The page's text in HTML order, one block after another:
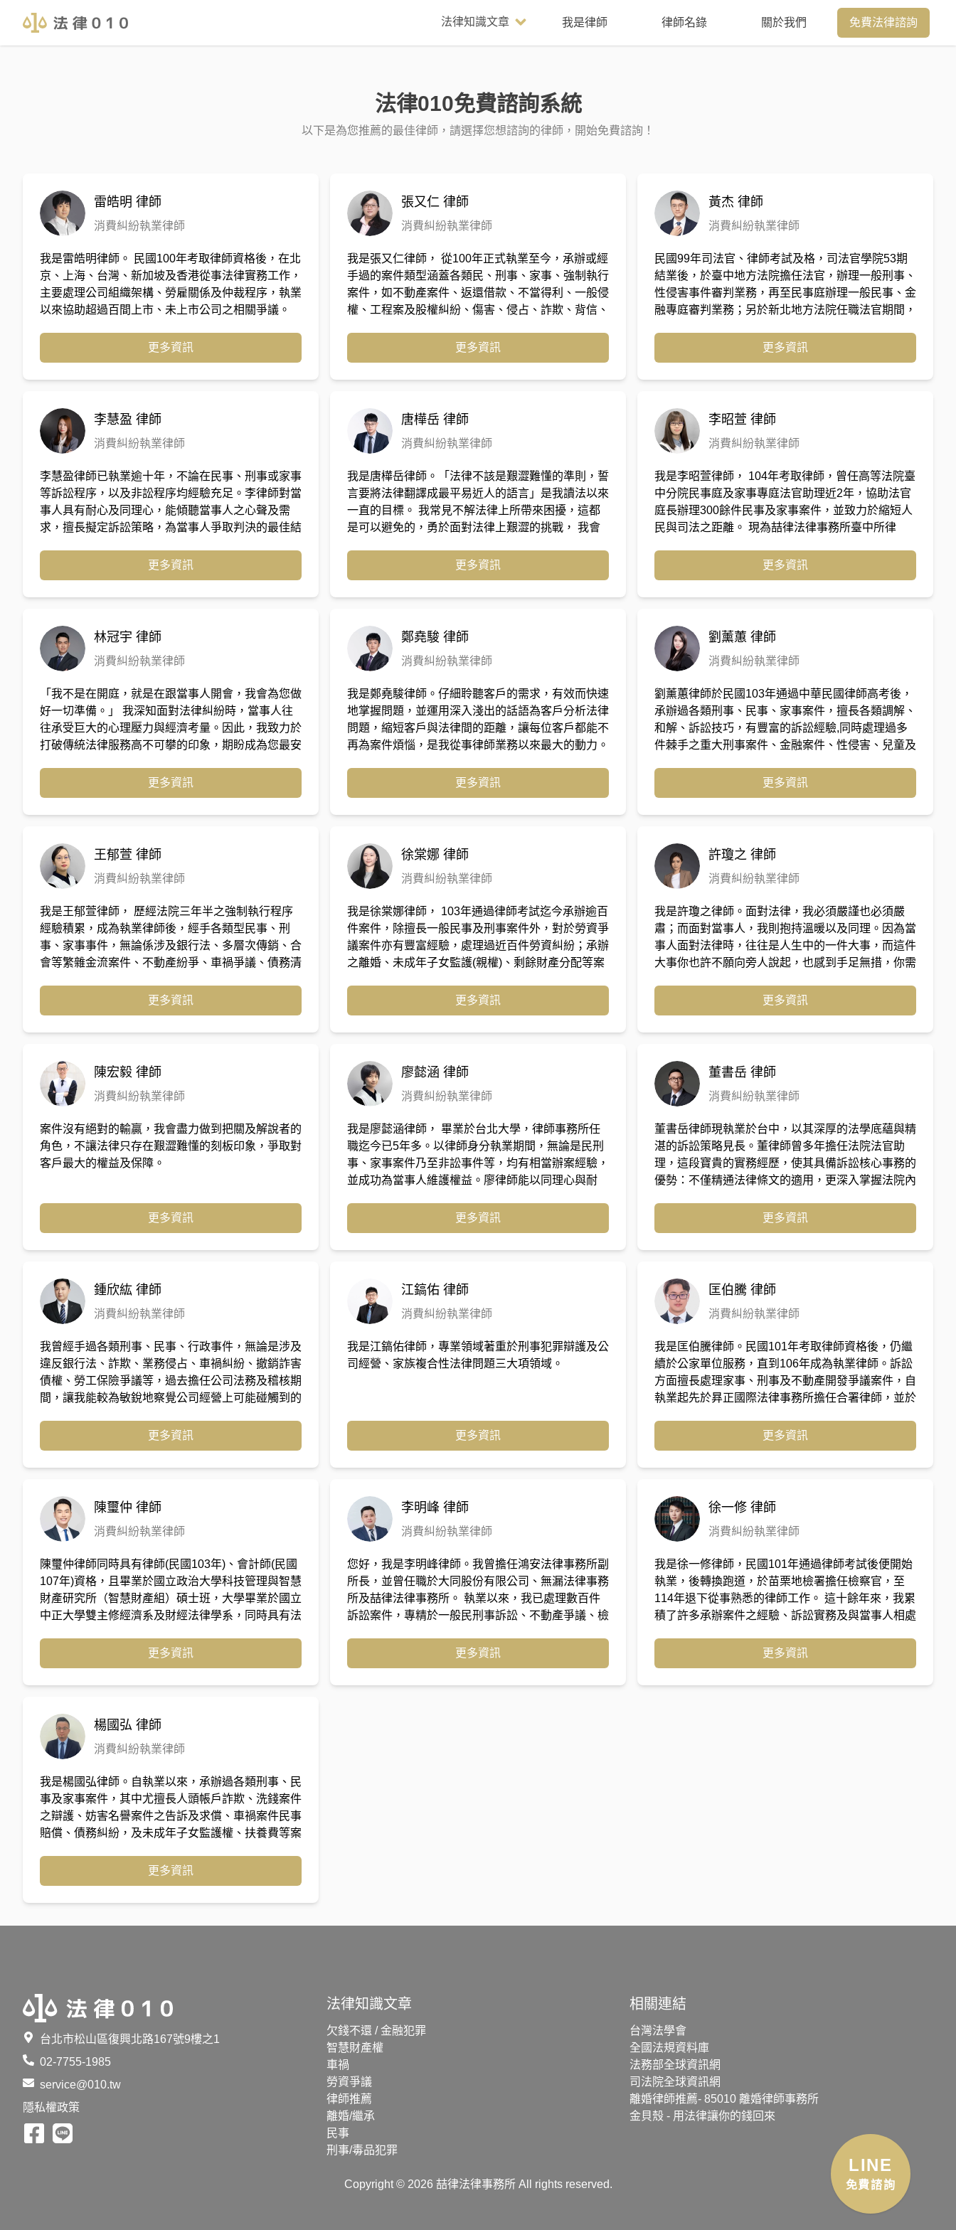
法律知識文章 我是律師 律師名錄 關於我們 免費法律諮詢
法律010免費諮詢系統
以下是為您推薦的最佳律師，請選擇您想諮詢的律師，開始免費諮詢！
雷皓明 律師
消費糾紛執業律師
我是雷皓明律師。 民國100年考取律師資格後，在北
京、上海、台灣、新加坡及香港從事法律實務工作，
主要處理公司組織架構、勞雇關係及仲裁程序，執業
以來協助超過百間上市、未上市公司之相關爭議。
創設喆律法律事務所迄今，以處理超過500件上述類
型案件，成功協助當事人爭取法律上應有的權益及保
障。
更多資訊
張又仁 律師
消費糾紛執業律師
我是張又仁律師， 從100年正式執業至今，承辦或經
手過的案件類型涵蓋各類民、刑事、家事、強制執行
案件，如不動產案件、返還借款、不當得利、一般侵
權、工程案及股權糾紛、傷害、侵占、詐欺、背信、
職人員選舉罷免法、廢棄物清理法等相關案件等案
件。108年任職於喆律法律事務所後，主要承辦離
婚、子女親權、夫妻剩餘財產等家事案件。承辦案件
情，並協助當事人了解法律上的權利，也陪同當事人
面對訴訟過程中的不安。
更多資訊
黃杰 律師
消費糾紛執業律師
民國99年司法官、律師考試及格，司法官學院53期
結業後，於臺中地方法院擔任法官，辦理一般刑事、
性侵害事件審判業務，再至民事庭辦理一般民事、金
融專庭審判業務；另於新北地方法院任職法官期間，
更多資訊
李慧盈 律師
消費糾紛執業律師
李慧盈律師已執業逾十年，不論在民事、刑事或家事
等訴訟程序，以及非訟程序均經驗充足。李律師對當
事人具有耐心及同理心，能傾聽當事人之心聲及需
求，擅長擬定訴訟策略，為當事人爭取判決的最佳結
低，以解決當事人之紛爭。
更多資訊
唐樺岳 律師
消費糾紛執業律師
我是唐樺岳律師。「法律不該是艱澀難懂的準則，誓
言要將法律翻譯成最平易近人的語言」是我讀法以來
一直的目標。 我常見不解法律上所帶來困擾，這都
是可以避免的，勇於面對法律上艱澀的挑戰， 我會
更多資訊
李昭萱 律師
消費糾紛執業律師
我是李昭萱律師， 104年考取律師，曾任高等法院臺
中分院民事庭及家事專庭法官助理近2年，協助法官
庭長辦理300餘件民事及家事案件，並致力於縮短人
民與司法之距離。 現為喆律法律事務所臺中所律
今已協助300多位客戶爭取法律權益。
更多資訊
林冠宇 律師
消費糾紛執業律師
「我不是在開庭，就是在跟當事人開會，我會為您做
好一切準備。」 我深知面對法律糾紛時，當事人往
往承受巨大的心理壓力與經濟考量。因此，我致力於
打破傳統法律服務高不可攀的印象，期盼成為您最安
願意尋求幫助的人。」 ⚖️ 核心專業與服務優勢 深耕
民生案件與跨領域整合：專注處理與生活息息相關的
車禍事故、消費糾紛、債務處理及家事婚姻案件。我
險。 彈性化法律方案：提供訴狀代撰、階段性委任
等多元選擇，確保在您的預算範圍內，為您爭取到最
有利的結果。 白話法律推廣：創立擁有逾 7 萬名粉
式，為大眾解答生活中的法律疑難雜症。 📰 媒體報
導與公開見證 除了法庭實戰，我也經常受邀參與各
大媒體專訪與節目，提供客觀專業的法律解析： 媒
體專訪與時事評論：《工商時報》獨家專訪（主打彈
性法律服務與民生案件）、TVBS 新聞台（重大車禍
與社會案件刑責剖析）。 知名節目合作律師：LINE
TODAY《視在哈Law》、中國信託銀行《你理財理
你》防詐與傳承講座、公視《一字千金 – 筆武大
更多資訊
鄭堯駿 律師
消費糾紛執業律師
我是鄭堯駿律師。仔細聆聽客戶的需求，有效而快速
地掌握問題，並運用深入淺出的話語為客戶分析法律
問題，縮短客戶與法律間的距離，讓每位客戶都能不
再為案件煩惱，是我從事律師業務以來最大的動力。
人的角度，釜底抽薪地解決問題，這是我所秉持的理
念。
更多資訊
劉薰蕙 律師
消費糾紛執業律師
劉薰蕙律師於民國103年通過中華民國律師高考後，
承辦過各類刑事、民事、家事案件，擅長各類調解、
和解、訴訟技巧，有豐富的訴訟經驗,同時處理過多
件棘手之重大刑事案件、金融案件、性侵害、兒童及
華人民共和國國家統一法律職業資格考試及格，有多
年之辦案經驗。
更多資訊
王郁萱 律師
消費糾紛執業律師
我是王郁萱律師， 歷經法院三年半之強制執行程序
經驗積累，成為執業律師後，經手各類型民事、刑
事、家事事件，無論係涉及銀行法、多層次傳銷、合
會等繁雜金流案件、不動產紛爭、車禍爭議、債務清
皆耐心傾聽當事人所述、提供其言簡意賅之建議，案
件進行時，不厭其煩與當事人商討案情、抽絲剝繭整
理研究有利之主張，並以同理心給予當事人溫暖安定
更多資訊
徐棠娜 律師
消費糾紛執業律師
我是徐棠娜律師， 103年通過律師考試迄今承辦逾百
件案件，除擅長一般民事及刑事案件外，對於勞資爭
議案件亦有豐富經驗，處理過近百件勞資糾紛；承辦
之離婚、未成年子女監護(親權)、剩餘財產分配等案
監護權，並曾協助客戶獲判千萬剩餘財產，熟悉訴訟
及非訟案件、審閱合約之辦理流程及技巧。
更多資訊
許瓊之 律師
消費糾紛執業律師
我是許瓊之律師。面對法律，我必須嚴謹也必須嚴
肅；而面對當事人，我則抱持溫暖以及同理。因為當
事人面對法律時，往往是人生中的一件大事，而這件
大事你也許不願向旁人說起，也感到手足無措，你需
為這件大事不應該由你一人獨自面對。
更多資訊
陳宏毅 律師
消費糾紛執業律師
案件沒有絕對的輸贏，我會盡力做到把關及解說者的
角色，不讓法律只存在艱澀難懂的刻板印象，爭取對
客戶最大的權益及保障。
更多資訊
廖懿涵 律師
消費糾紛執業律師
我是廖懿涵律師， 畢業於台北大學，律師事務所任
職迄今已5年多。以律師身分執業期間，無論是民刑
事、家事案件乃至非訟事件等，均有相當辦案經驗，
並成功為當事人維護權益。廖律師能以同理心與耐
之內容、煩惱與糾結，再以法律專業提出相應建言，
以期與當事人共解難題。
更多資訊
董書岳 律師
消費糾紛執業律師
董書岳律師現執業於台中，以其深厚的法學底蘊與精
湛的訴訟策略見長。董律師曾多年擔任法院法官助
理，這段寶貴的實務經歷，使其具備訴訟核心事務的
優勢：不僅精通法律條文的適用，更深入掌握法院內
準。 轉任律師後，董律師專注於各類複雜訴訟事
務。憑藉著「從院方視角出發」的獨特洞察力，他能
精確預判案件策略，並在書狀撰擬與法庭辯論中，直
更多資訊
鍾欣紘 律師
消費糾紛執業律師
我曾經手過各類刑事、民事、行政事件，無論是涉及
違反銀行法、詐欺、業務侵占、車禍糾紛、撤銷詐害
債權、勞工保險爭議等，過去擔任公司法務及稽核期
間，讓我能較為敏銳地察覺公司經營上可能碰觸到的
的掌握每位客戶的需求，更加細心與耐心處理每位客
戶付託之疑難及問題，直接切入問題的核心，以爭取
客戶的最佳利益。
更多資訊
江鎬佑 律師
消費糾紛執業律師
我是江鎬佑律師，專業領域著重於刑事犯罪辯護及公
司經營、家族複合性法律問題三大項領域。
更多資訊
匡伯騰 律師
消費糾紛執業律師
我是匡伯騰律師。民國101年考取律師資格後，仍繼
續於公家單位服務，直到106年成為執業律師。訴訟
方面擅長處理家事、刑事及不動產開發爭議案件，自
執業起先於昪正國際法律事務所擔任合署律師，並於
室內設計師合作，另外增加不動產爭議或修繕爭議服
務，同時並擔任數家建設公司、營造廠、建築師事務
所及自主更新會之法律顧問，為客戶處理各類訴訟或
更多資訊
陳璽仲 律師
消費糾紛執業律師
陳璽仲律師同時具有律師(民國103年)、會計師(民國
107年)資格，且畢業於國立政治大學科技管理與智慧
財產研究所（智慧財產組）碩士班，大學畢業於國立
中正大學雙主修經濟系及財經法律學系，同時具有法
務所就職，主要從事資本市場之相關案件，包含
IPO、併購、資本投資、財務稅務等案件。另曾於上
緯國際投資控股股份有限公司(3708)擔任法務顧問，
任海洋風力發電公司(Formosa1)董事長秘書，對於
公司營運、決策、風險管控具有相當之經驗。 陳璽
仲律師專精於商務、智慧財產、財務稅務領域之案
高資產客戶之家事案件，更多次在喆律法律事務所台
中所的Google Maps評論中獲得當事人之高度評價，
具足夠經驗為當事人提供專業且值得信賴的法律服
務。
更多資訊
李明峰 律師
消費糾紛執業律師
您好，我是李明峰律師。我曾擔任鴻安法律事務所副
所長，並曾任職於大同股份有限公司、無漏法律事務
所及喆律法律事務所。 執業以來，我已處理數百件
訴訟案件，專精於一般民刑事訴訟、不動產爭議、檢
案件。 曾擔任國營企業千萬級工程訴訟及大型度假
村土地開發案件的委任律師，均為客戶翻轉一審原本
不利的結果，更成功協助知名基金會追回千萬餘元的
更多資訊
徐一修 律師
消費糾紛執業律師
我是徐一修律師，民國101年通過律師考試後便開始
執業，後轉換跑道，於苗栗地檢署擔任檢察官，至
114年退下從事熟悉的律師工作。 這十餘年來，我累
積了許多承辦案件之經驗、訴訟實務及與當事人相處
更多資訊
楊國弘 律師
消費糾紛執業律師
我是楊國弘律師。自執業以來，承辦過各類刑事、民
事及家事案件，其中尤擅長人頭帳戶詐欺、洗錢案件
之辯護、妨害名譽案件之告訴及求償、車禍案件民事
賠償、債務糾紛，及未成年子女監護權、扶養費等案
心聲，方能設身處地為當事人謀求最佳權益的理念，
提供每位當事人適宜的訴訟策略，以期能夠即時協助
面臨法律問題而感徬徨的當事人捍衛權利、解決紛
更多資訊
LINE
免費諮詢
台北市松山區復興北路167號9樓之1
02-7755-1985
service@010.tw
隱私權政策
法律知識文章
欠錢不還 / 金融犯罪
智慧財產權
車禍
勞資爭議
律師推薦
離婚/繼承
民事
刑事/毒品犯罪
相關連結
台灣法學會
全國法規資料庫
法務部全球資訊網
司法院全球資訊網
離婚律師推薦- 85010 離婚律師事務所
金貝殼 - 用法律讓你的錢回來
Copyright © 2026 喆律法律事務所 All rights reserved.